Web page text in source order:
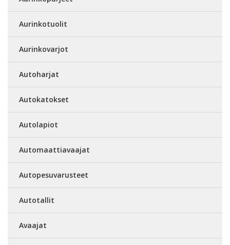
Aurinkotuolit
Aurinkovarjot
Autoharjat
Autokatokset
Autolapiot
Automaattiavaajat
Autopesuvarusteet
Autotallit
Avaajat